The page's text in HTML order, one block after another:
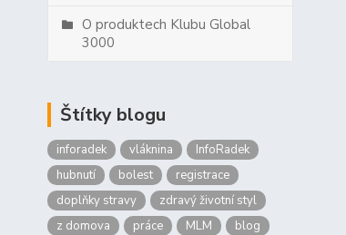
O produktech Klubu Global
3000
Štítky blogu
inforadek vláknina
InfoRadek
hubnutí
bolest
registrace
doplňky stravy
zdravý životní styl
z domova
práce MLM
blog